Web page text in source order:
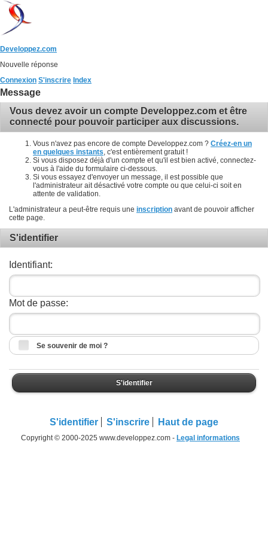
Developpez.com
Nouvelle réponse
Connexion S'inscrire Index
Message
Vous devez avoir un compte Developpez.com et être
connecté pour pouvoir participer aux discussions.
Vous n'avez pas encore de compte Developpez.com ? Créez-en un
en quelques instants , c'est entièrement gratuit !
Si vous disposez déjà d'un compte et qu'il est bien activé, connectez-
vous à l'aide du formulaire ci-dessous.
Si vous essayez d'envoyer un message, il est possible que
l'administrateur ait désactivé votre compte ou que celui-ci soit en
attente de validation.
L'administrateur a peut-être requis une inscription avant de pouvoir afficher
cette page.
S'identifier
Identifiant:
Mot de passe:
Se souvenir de moi ?
S'identifier
S'identifier S'inscrire Haut de page
Copyright © 2000-2025 www.developpez.com - Legal informations